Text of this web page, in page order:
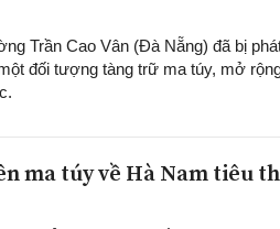
Trần Cao Vân (Đà Nẵng) đã bị
đối tượng tàng trữ ma túy, mở
ma túy về Hà Nam tiêu